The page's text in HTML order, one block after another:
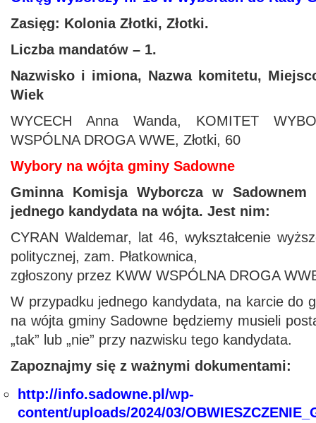
Zasięg: Kolonia Złotki, Złotki.
Liczba mandatów – 1.
Nazwisko i imiona, Nazwa komitetu,
Wiek
WYCECH Anna Wanda, KOMITET
WSPÓLNA DROGA WWE, Złotki, 60
Wybory na wójta gminy Sadowne
Gminna Komisja Wyborcza w Sadownem
jednego kandydata na wójta. Jest nim:
CYRAN Waldemar, lat 46, wykształcenie
politycznej, zam. Płatkownica,
zgłoszony przez KWW WSPÓLNA DROGA
W przypadku jednego kandydata, na karcie do
na wójta gminy Sadowne będziemy musieli
„tak” lub „nie” przy nazwisku tego kandydata.
Zapoznajmy się z ważnymi dokumentami:
http://info.sadowne.pl/wp-
content/uploads/2024/03/